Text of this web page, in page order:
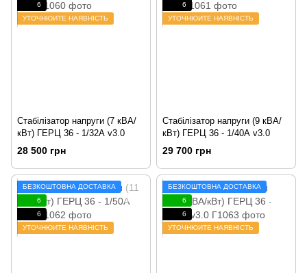
6
УТОЧНЮЙТЕ НАЯВНІСТЬ
Стабілізатор напруги (7 кВА/
кВт) ГЕРЦ 36 - 1/32А v3.0
28 500 грн
6
УТОЧНЮЙТЕ НАЯВНІСТЬ
Стабілізатор напруги (9 кВА/
кВт) ГЕРЦ 36 - 1/40А v3.0
29 700 грн
БЕЗКОШТОВНА ДОСТАВКА
6
6
УТОЧНЮЙТЕ НАЯВНІСТЬ
БЕЗКОШТОВНА ДОСТАВКА
6
6
УТОЧНЮЙТЕ НАЯВНІСТЬ